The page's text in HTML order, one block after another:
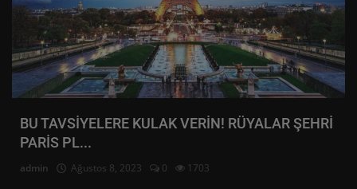
TÜRKİYE
DÜNYA
YEME&İÇME
BU TAVSİYELERE KULAK VERİN! RÜYALAR ŞEHRİ
PARİS PL...
admin Ağustos 8, 2023 0 1703